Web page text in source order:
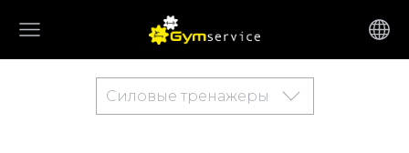
Силовые тренажеры